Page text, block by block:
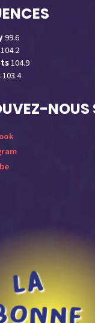
99.6
104.9
103.4
NOUS